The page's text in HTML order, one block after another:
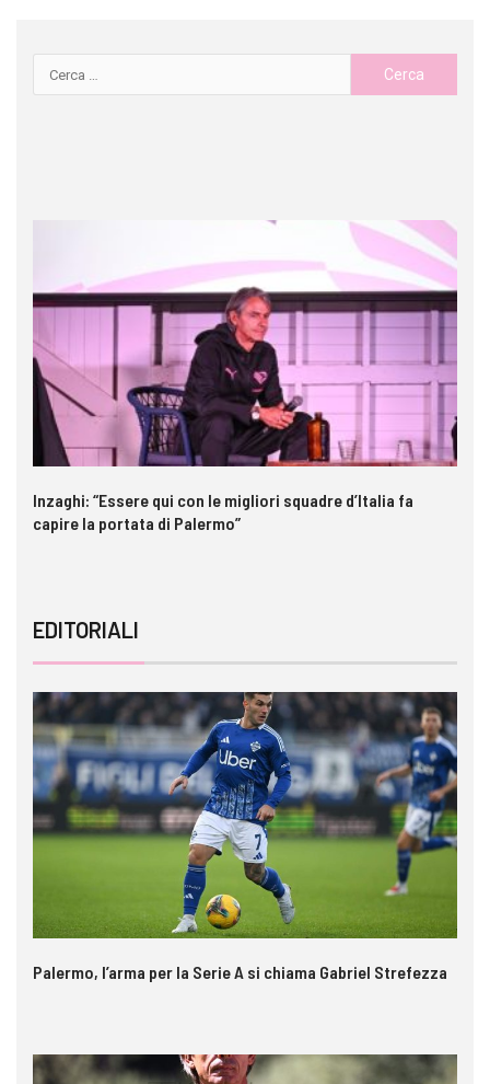
Inzaghi: “Essere qui con le migliori squadre d’Italia fa
capire la portata di Palermo”
EDITORIALI
Palermo, l’arma per la Serie A si chiama Gabriel Strefezza